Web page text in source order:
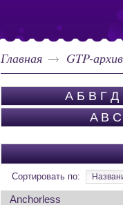
Главная GTP-архив
А Б В Г Д
A B C
Сортировать по:
Anchorless